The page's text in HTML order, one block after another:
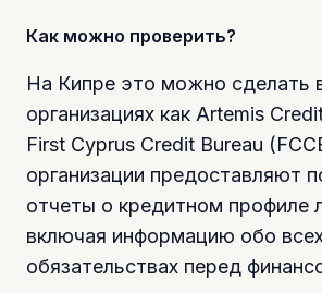
Как можно проверить?
На Кипре это можно сделать
организациях как Artemis
First Cyprus Credit Bureau
организации предоставляют
отчеты о кредитном профиле
включая информацию обо
обязательствах перед